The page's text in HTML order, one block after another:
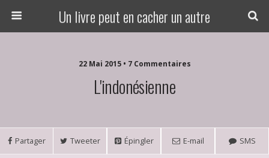
Un livre peut en cacher un autre
22 Mai 2015 • 7 Commentaires
L'indonésienne
Partager Tweeter Épingler E-mail SMS